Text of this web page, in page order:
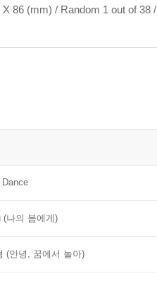
86 (mm) / Random 1 out of 38
Dance
(나의 봄에게)
(안녕, 꿈에서 놀아)